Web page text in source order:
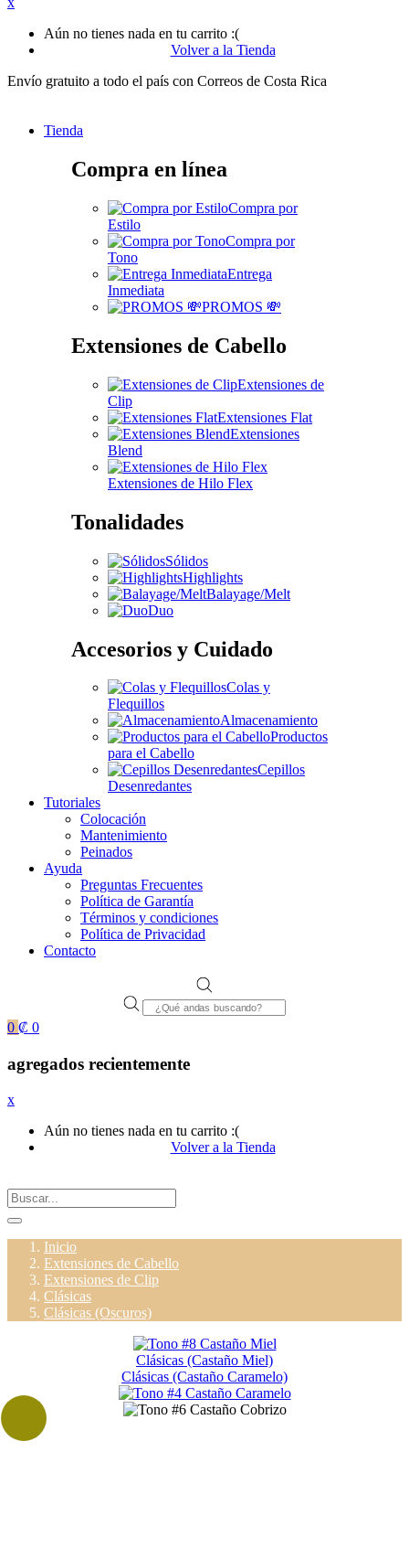
Aún no tienes nada en tu carrito :(
Volver a la Tienda
Envío gratuito a todo el país con Correos de Costa Rica
Tienda
Compra en línea
Compra por
Estilo
Compra por
Tono
Entrega
Inmediata
PROMOS 💸
Extensiones de Cabello
Extensiones de
Clip
Extensiones Flat
Extensiones
Blend
Extensiones de Hilo Flex
Tonalidades
Sólidos
Highlights
Balayage/Melt
Duo
Accesorios y Cuidado
Colas y
Flequillos
Almacenamiento
Productos
para el Cabello
Cepillos
Desenredantes
Tutoriales
Colocación
Mantenimiento
Peinados
Ayuda
Preguntas Frecuentes
Política de Garantía
Términos y condiciones
Política de Privacidad
Contacto
Products
search
0 ₡ 0
agregados recientemente
x
Aún no tienes nada en tu carrito :(
Volver a la Tienda
Inicio
Extensiones de Cabello
Extensiones de Clip
Clásicas
Clásicas (Oscuros)
Clásicas (Castaño Miel)
Clásicas (Castaño Caramelo)